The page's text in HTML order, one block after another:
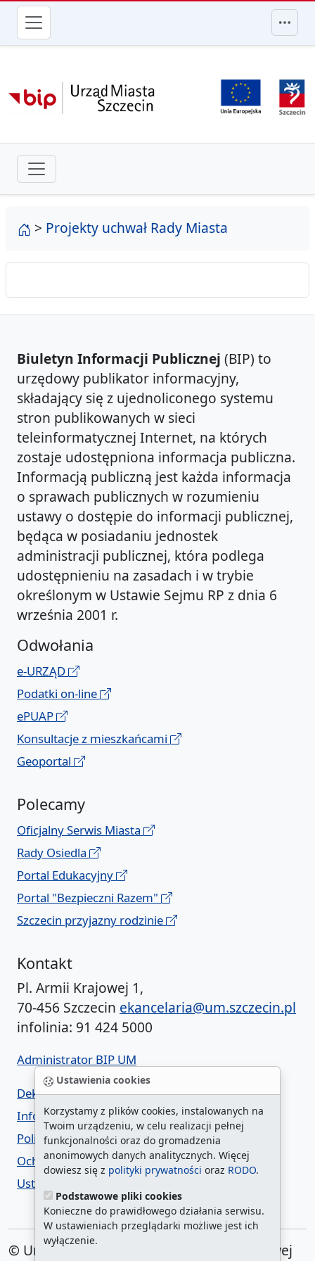
przejdź do głównego menu
Ustawienia cookies
Korzystamy z plików cookies, instalowanych na
Twoim urządzeniu, w celu realizacji pełnej
funkcjonalności oraz do gromadzenia
anonimowych danych analitycznych. Więcej
dowiesz się z polityki prywatności oraz RODO.
Podstawowe pliki cookies
Konieczne do prawidłowego działania serwisu.
W ustawieniach przeglądarki możliwe jest ich
wyłączenie.
strona główna
> Projekty uchwał Rady Miasta
Biuletyn Informacji Publicznej (BIP) to
urzędowy publikator informacyjny,
składający się z ujednoliconego systemu
stron publikowanych w sieci
teleinformatycznej Internet, na których
zostaje udostępniona informacja publiczna.
Informacją publiczną jest każda informacja
o sprawach publicznych w rozumieniu
ustawy o dostępie do informacji publicznej,
będąca w posiadaniu jednostek
administracji publicznej, która podlega
udostępnieniu na zasadach i w trybie
określonym w Ustawie Sejmu RP z dnia 6
września 2001 r.
Odwołania
e-URZĄD
Podatki on-line
ePUAP
Konsultacje z mieszkańcami
Geoportal
Polecamy
Oficjalny Serwis Miasta
Rady Osiedla
Portal Edukacyjny
Portal "Bezpieczni Razem"
Szczecin przyjazny rodzinie
Kontakt
Pl. Armii Krajowej 1,
70-456 Szczecin ekancelaria@um.szczecin.pl
infolinia: 91 424 5000
Administrator BIP UM
Deklaracja dostępności
Informacja o urzędzie w ETR
Polityka prywatności
Ochrona danych osobowych
Ustawienia cookies
© Urząd Miasta Szczecin. Plac Armii Krajowej